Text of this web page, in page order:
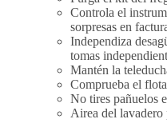
Controla el
sorpresas en
Independiza
tomas
Mantén la
Comprueba el
No tires pañuelos
Airea del lavadero